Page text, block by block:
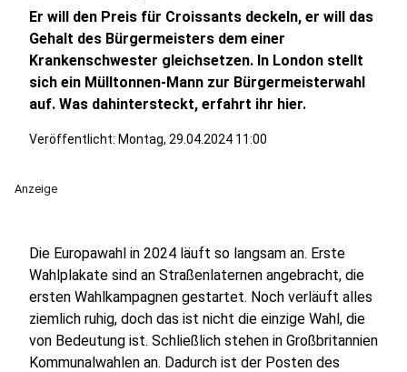
Er will den Preis für Croissants deckeln, er will das
Gehalt des Bürgermeisters dem einer
Krankenschwester gleichsetzen. In London stellt
sich ein Mülltonnen-Mann zur Bürgermeisterwahl
auf. Was dahintersteckt, erfahrt ihr hier.
Veröffentlicht: Montag, 29.04.2024 11:00
Anzeige
Die Europawahl in 2024 läuft so langsam an. Erste
Wahlplakate sind an Straßenlaternen angebracht, die
ersten Wahlkampagnen gestartet. Noch verläuft alles
ziemlich ruhig, doch das ist nicht die einzige Wahl, die
von Bedeutung ist. Schließlich stehen in Großbritannien
Kommunalwahlen an. Dadurch ist der Posten des